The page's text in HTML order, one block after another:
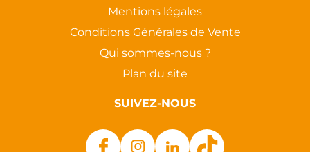
Mentions légales
Conditions Générales de Vente
Qui sommes-nous ?
Plan du site
SUIVEZ-NOUS